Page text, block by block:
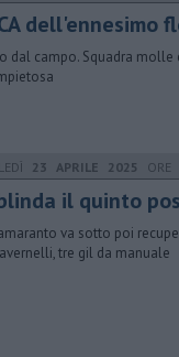
dell'ennesimo
dal campo. Squadra molle
23 APRILE 2025 ORE
il quinto
va sotto poi
tre gil da manuale